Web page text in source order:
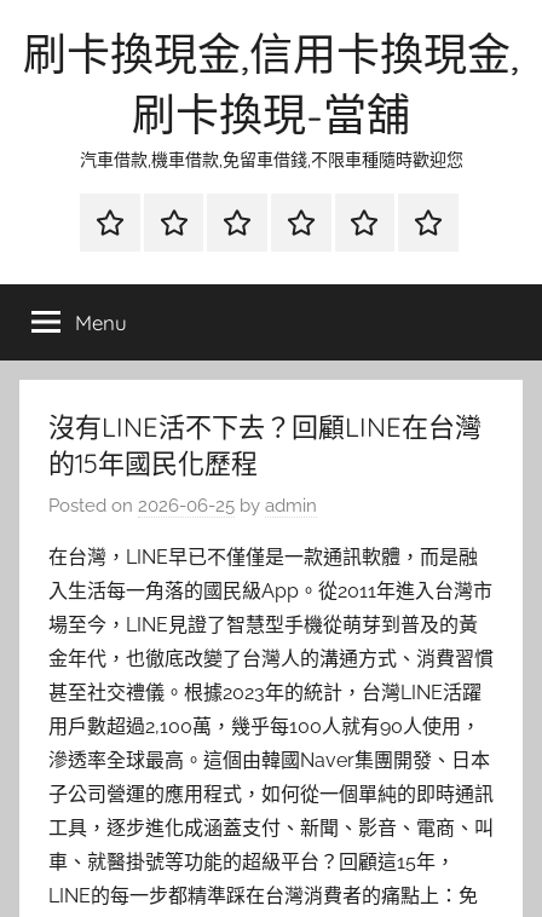
刷卡換現金,信用卡換現金,
刷卡換現-當舖
汽車借款,機車借款,免留車借錢,不限車種隨時歡迎您
首
當
金
網
資
流
時
環
清
聯
徵
Menu
沒有LINE活不下去？回顧LINE在台灣
的15年國民化歷程
Posted on 2026-06-25 by admin
在台灣，LINE早已不僅僅是一款通訊軟體，而是融
入生活每一角落的國民級App。從2011年進入台灣市
場至今，LINE見證了智慧型手機從萌芽到普及的黃
金年代，也徹底改變了台灣人的溝通方式、消費習慣
甚至社交禮儀。根據2023年的統計，台灣LINE活躍
用戶數超過2,100萬，幾乎每100人就有90人使用，
滲透率全球最高。這個由韓國Naver集團開發、日本
子公司營運的應用程式，如何從一個單純的即時通訊
工具，逐步進化成涵蓋支付、新聞、影音、電商、叫
車、就醫掛號等功能的超級平台？回顧這15年，
LINE的每一步都精準踩在台灣消費者的痛點上：免